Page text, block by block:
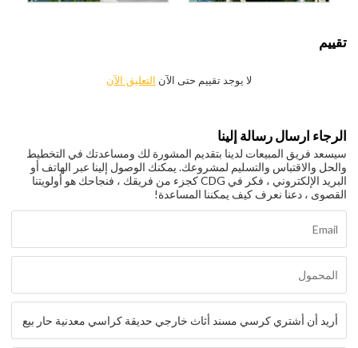
تقييم
لا يوجد تقييم حتى الآن التعليق الآن
الرجاء ارسال رسالة إلينا
سيسعد فريق المبيعات لدينا بتقديم المشورة لك ومساعدتك في التخطيط
والحل والاقتباس والتسليم لمشروعك. يمكنك الوصول إلينا عبر الهاتف أو
البريد الإلكتروني ، فكر في CDG كجزء من فريقك ، فنجاحك هو أولويتنا
القصوى ، دعنا نعرف كيف يمكننا المساعدة!